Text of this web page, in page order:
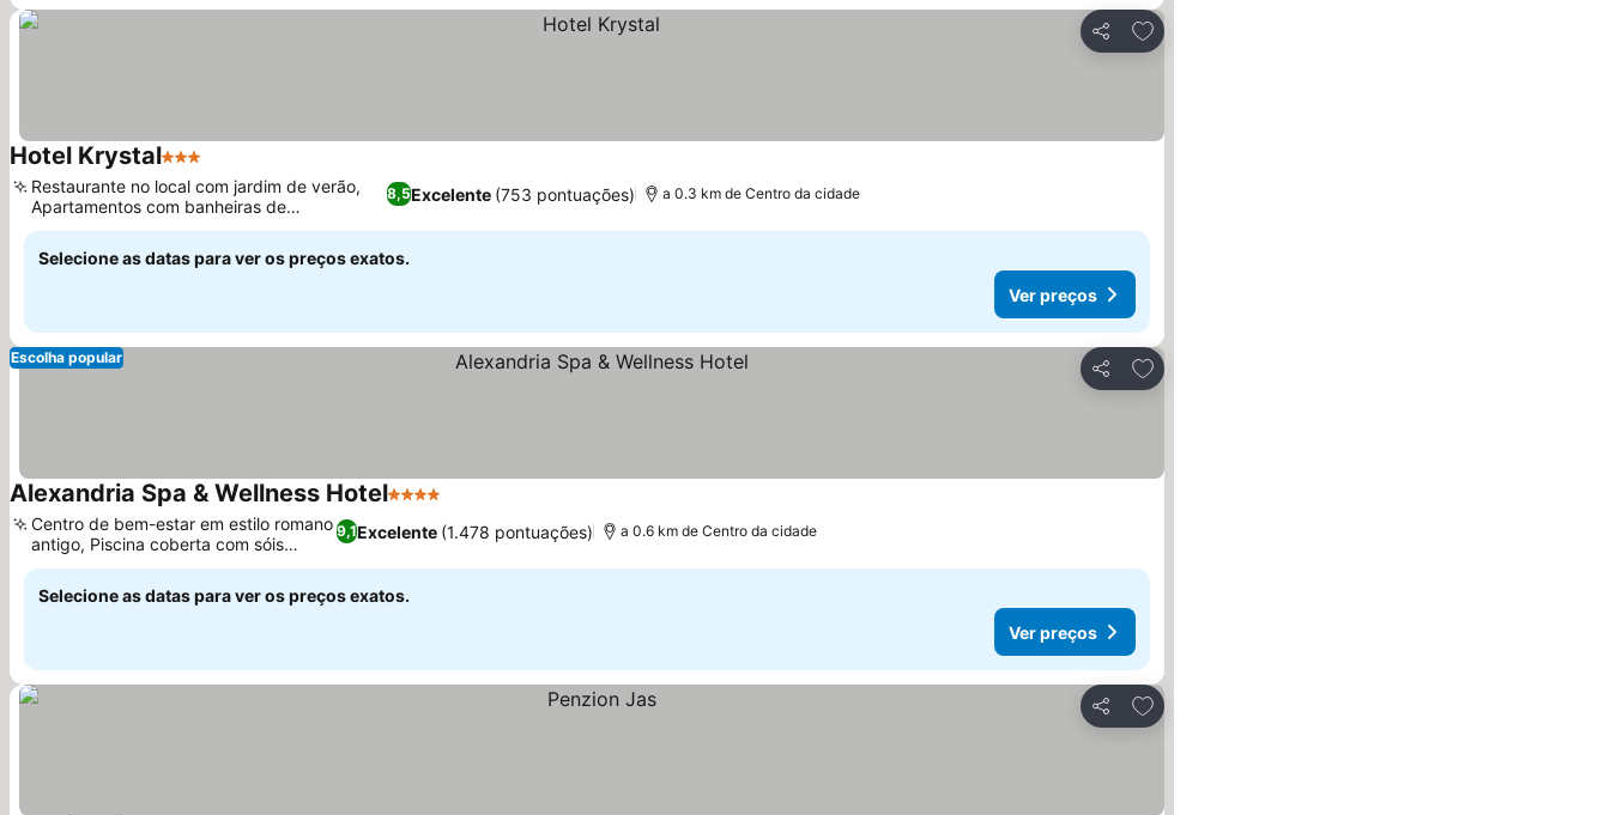
Partilhar
Adicionar aos favoritos
Hotel Krystal3 Estrelas
8,5Excelente (753 pontuações)
Restaurante no local com jardim de verão,
Apartamentos com banheiras de
hidromassagem privativas
a 0.3 km de Centro da cidade
Selecione as datas para ver os preços exatos.
Ver preços
Partilhar
Adicionar aos favoritos
Escolha popular
Alexandria Spa & Wellness Hotel4 Estrelas
9,1Excelente (1.478 pontuações)
Centro de bem-estar em estilo romano
antigo, Piscina coberta com sóis
dourados
a 0.6 km de Centro da cidade
Selecione as datas para ver os preços exatos.
Ver preços
Partilhar
Adicionar aos favoritos